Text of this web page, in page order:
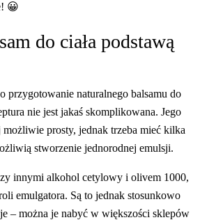
😀
do ciała podstawą
przygotowanie naturalnego balsamu do
nie jest jakaś skomplikowana. Jego
możliwie prosty, jednak trzeba mieć kilka
stworzenie jednorodnej emulsji.
innymi alkohol cetylowy i olivem 1000,
emulgatora. Są to jednak stosunkowo
– można je nabyć w większości sklepów